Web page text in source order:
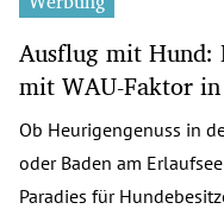
Ausflug mit Hund:
mit WAU-Faktor
Ob Heurigengenuss in
oder Baden am
Paradies für